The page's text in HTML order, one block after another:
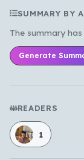
SUMMARY BY
The summary
Generate
READERS
1